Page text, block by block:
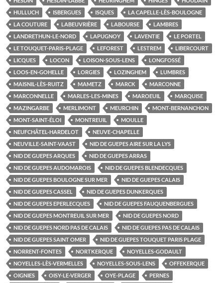
HULLUCH
ISBERGUES ISQUES
LA CAPELLE-LÈS-BOULOGNE
LA COUTURE
LABEUVRIÈRE LABOURSE
LAMBRES
LANDRETHUN-LE-NORD
LAPUGNOY LAVENTIE
LE PORTEL
LE TOUQUET-PARIS-PLAGE
LEFOREST LESTREM
LIBERCOURT
LICQUES
LOCON LOISON-SOUS-LENS
LONGFOSSÉ
LOOS-EN-GOHELLE
LORGIES LOZINGHEM
LUMBRES
MAISNIL-LÈS-RUITZ
MAMETZ MARCK
MARCONNE
MARCONNELLE
MARLES-LES-MINES MAROEUIL
MARQUISE
MAZINGARBE
MERLIMONT MEURCHIN
MONT-BERNANCHON
MONT-SAINT-ÉLOI
MONTREUIL
MOULLE
NEUFCHÂTEL-HARDELOT
NEUVE-CHAPELLE
NEUVILLE-SAINT-VAAST
NID DE GUEPES AIRE SUR LA LYS
NID DE GUEPES ARQUES
NID DE GUEPES ARRAS
NID DE GUEPES AUDOMAROIS
NID DE GUEPES BLENDECQUES
NID DE GUEPES BOULOGNE SUR MER
NID DE GUEPES CALAIS
NID DE GUEPES CASSEL
NID DE GUEPES DUNKERQUES
NID DE GUEPES EPERLECQUES
NID DE GUEPES FAUQUENBERGUES
NID DE GUEPES MONTREUIL SUR MER
NID DE GUEPES NORD
NID DE GUEPES NORD PAS DE CALAIS
NID DE GUEPES PAS DE CALAIS
NID DE GUEPES SAINT OMER
NID DE GUEPES TOUQUET PARIS PLAGE
NORRENT-FONTES
NORTKERQUE
NOYELLES-GODAULT
NOYELLES-LÈS-VERMELLES
NOYELLES-SOUS-LENS
OFFEKERQUE
OIGNIES
OISY-LE-VERGER OYE-PLAGE
PERNES